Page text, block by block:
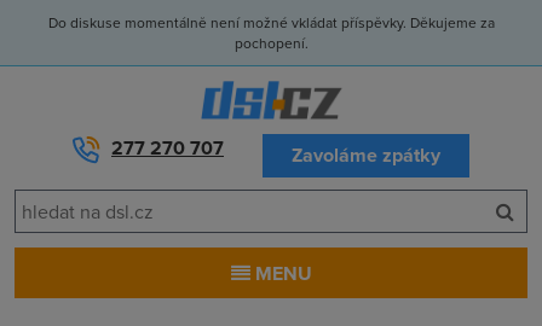
Do diskuse momentálně není možné vkládat příspěvky. Děkujeme za
pochopení.
277 270 707 Zavoláme zpátky
MENU